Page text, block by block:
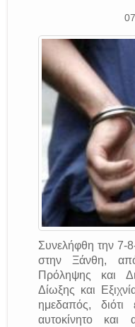
Συνελήφθη την 7-
στην Ξάνθη,
Πρόληψης και
Δίωξης και
ημεδαπός, διότι
αυτοκίνητο και